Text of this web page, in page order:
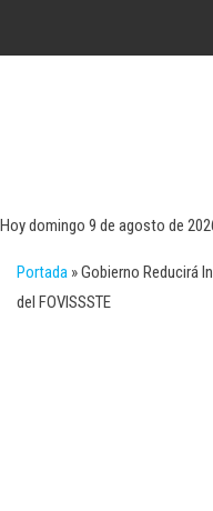
Hoy domingo 9 de agosto de
Portada »Gobierno Reducirá
del FOVISSSTE